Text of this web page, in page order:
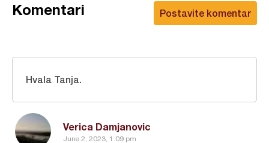
Postavite komentar
Komentari
Verica Damjanovic
June 2, 2023, 1:09 pm
Hvala Tanja.